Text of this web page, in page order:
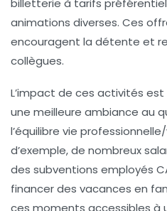
animations diverses. Ces
encouragent la détente et
collègues.
L’impact de ces activités
une meilleure ambiance au
l’équilibre vie
d’exemple, de nombreux
des subventions employés
financer des vacances en
ces moments accessibles à